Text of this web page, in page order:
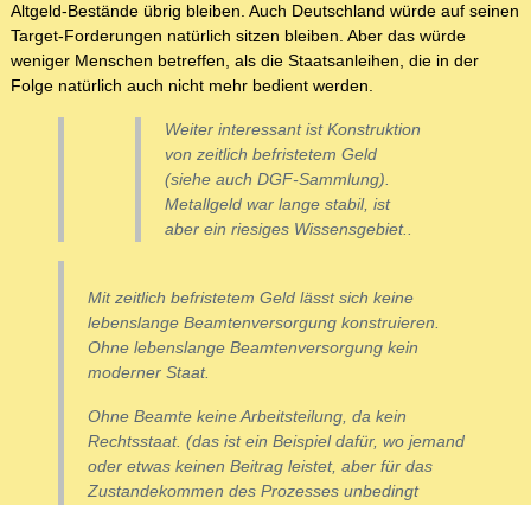
Altgeld-Bestände übrig bleiben. Auch Deutschland würde auf seinen
Target-Forderungen natürlich sitzen bleiben. Aber das würde
weniger Menschen betreffen, als die Staatsanleihen, die in der
Folge natürlich auch nicht mehr bedient werden.
Weiter interessant ist Konstruktion
von zeitlich befristetem Geld
(siehe auch DGF-Sammlung).
Metallgeld war lange stabil, ist
aber ein riesiges Wissensgebiet..
Mit zeitlich befristetem Geld lässt sich keine
lebenslange Beamtenversorgung konstruieren.
Ohne lebenslange Beamtenversorgung kein
moderner Staat.
Ohne Beamte keine Arbeitsteilung, da kein
Rechtsstaat. (das ist ein Beispiel dafür, wo jemand
oder etwas keinen Beitrag leistet, aber für das
Zustandekommen des Prozesses unbedingt